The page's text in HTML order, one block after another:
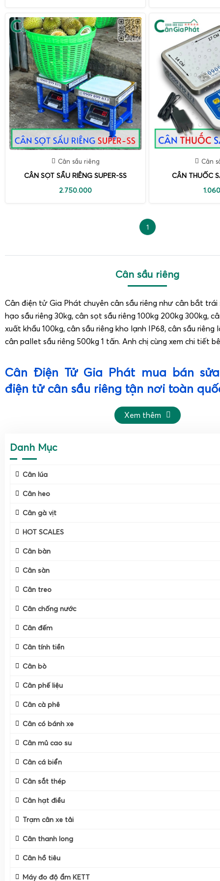
Danh Mục
Cân lúa
Cân heo
Cân gà vịt
HOT SCALES
Cân bàn
Cân sàn
Cân treo
Cân chống nước
Cân đếm
Cân tính tiền
Cân bò
Cân phế liệu
Cân cà phê
Cân có bánh xe
Cân mủ cao su
Cân cá biển
Cân sắt thép
Cân hạt điều
Trạm cân xe tải
Cân thanh long
Cân hồ tiêu
Máy đo độ ẩm KETT
Cân sầu riêng
CÂN SỌT SẦU RIÊNG SUPER-SS
2.750.000
Cân
CÂN THUỐC
1
Cân sầu riêng
Cân điện tử Gia Phát chuyên cân sầu riêng như cân bắt trái
hạo sầu riêng 30kg, cân sọt sầu riêng 100kg 200kg 300kg,
xuất khẩu 100kg, cân sầu riêng kho lạnh IP68, cân sầu
cân pallet sầu riêng 500kg 1 tấn. Anh chị cùng xem chi tiết
Cân Điện Tử Gia Phát mua bán
điện tử cân sầu riêng tận nơi toàn
Cân Điện Tử Gia Phát cung cấp đầy đủ cân điện
vật tư khác cho vựa sầu riêng toàn quốc.
Cân điện tử
vườn, thương lái và nhà máy đóng gói sầu riêng xuất
mỗi dòng cân đều được Gia Phát tối ưu về tải trọng, độ
chính xác, đáp ứng đúng nhu cầu thực tế tại Miền Tây,
Đăk Lăk, Gia Lai)
Xem thêm